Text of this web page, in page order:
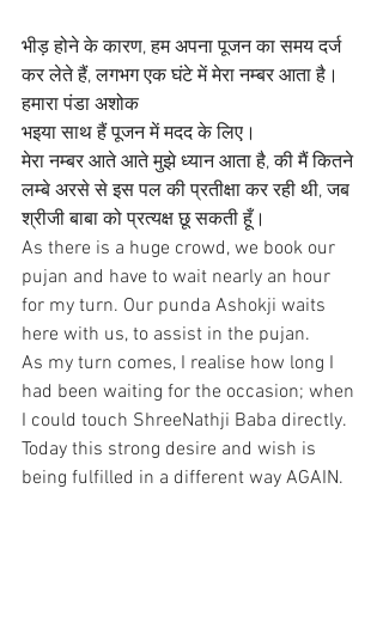
भीड़ होने के कारण, हम अपना पूजन का समय दर्ज
कर लेते हैं, लगभग एक घंटे में मेरा नम्बर आता है।
हमारा पंडा अशोक
भइया साथ हैं पूजन में मदद के लिए।
मेरा नम्बर आते आते मुझे ध्यान आता है, की मैं कितने
लम्बे अरसे से इस पल की प्रतीक्षा कर रही थी, जब
श्रीजी बाबा को प्रत्यक्ष छू सकती हूँ।
As there is a huge crowd, we book our
pujan and have to wait nearly an hour
for my turn. Our punda Ashokji waits
here with us, to assist in the pujan.
As my turn comes, I realise how long I
had been waiting for the occasion; when
I could touch ShreeNathji Baba directly.
Today this strong desire and wish is
being fulfilled in a different way AGAIN.